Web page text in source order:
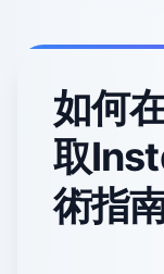
如何
取
術指